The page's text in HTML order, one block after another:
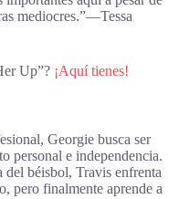
mediocres.”―Tessa
Up”? ¡Aquí tienes!
Georgie busca ser
personal e independencia.
del béisbol, Travis enfrenta
pero finalmente aprende a